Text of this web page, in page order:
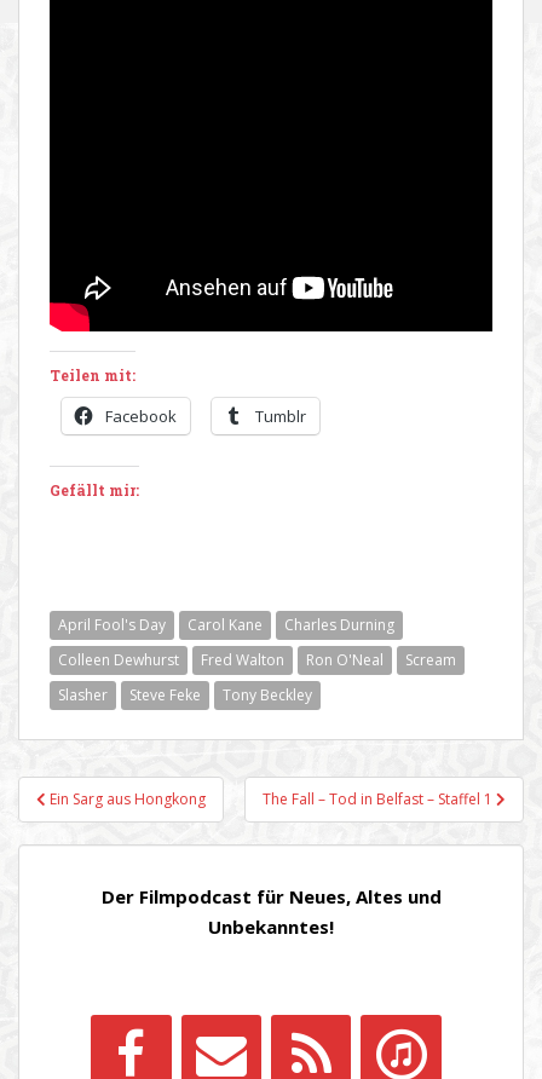
Teilen mit:
Facebook Tumblr
Gefällt mir:
April Fool's Day Carol Kane
Charles Durning
Colleen Dewhurst
Fred Walton Ron O'Neal
Scream
Slasher
Steve Feke Tony Beckley
Beitragsnavigation
Ein Sarg aus Hongkong The Fall – Tod in Belfast – Staffel 1
Der Filmpodcast für Neues, Altes und
Unbekanntes!